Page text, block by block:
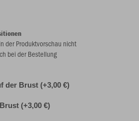
der Produktvorschau nicht
bei der Bestellung
der Brust (+3,00 €)
(+3,00 €)